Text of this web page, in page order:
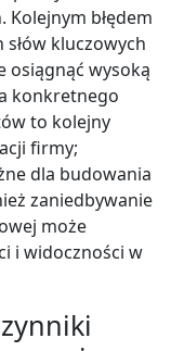
Kolejnym błędem
kluczowych
osiągnąć wysoką
konkretnego
to kolejny
firmy;
dla budowania
zaniedbywanie
może
i widoczności w